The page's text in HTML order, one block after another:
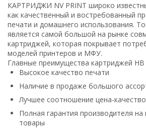
КАРТРИДЖИ NV PRINT широко
как качественный и востребованный
печати и домашнего использования.
является самой большой на рынке
картриджей, которая покрывает
моделей принтеров и МФУ.
Главные преимущества картриджей
Высокое качество печати
Наличие в продаже большого
Лучшее соотношение цена-качество
Полная гарантия производителя
товары